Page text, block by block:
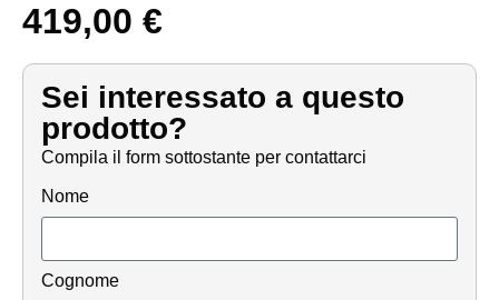
419,00 €
Sei interessato a questo
prodotto?
Compila il form sottostante per contattarci
Nome
Cognome